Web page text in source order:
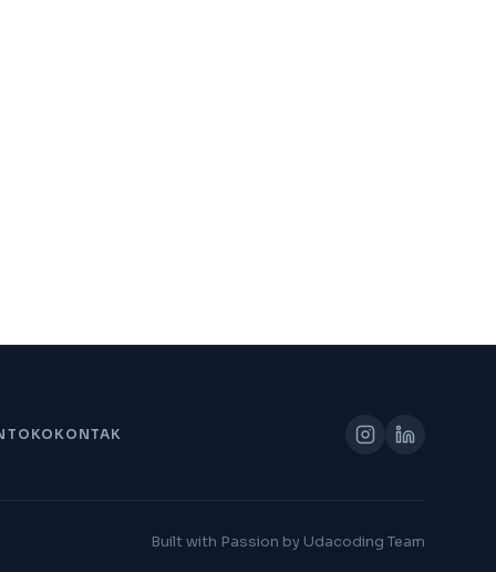
TOKO KONTAK
Built with Passion by Udacoding Team